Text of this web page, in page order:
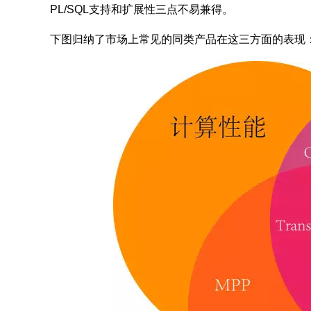
PL/SQL支持和扩展性三点不易兼得。
下图归纳了市场上常见的同类产品在这三方面的表现